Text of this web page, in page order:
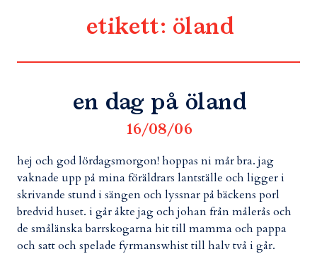
etikett: öland
en dag på öland
16/08/06
hej och god lördagsmorgon! hoppas ni mår bra. jag
vaknade upp på mina föräldrars lantställe och ligger i
skrivande stund i sängen och lyssnar på bäckens porl
bredvid huset. i går åkte jag och johan från målerås och
de smålänska barrskogarna hit till mamma och pappa
och satt och spelade fyrmanswhist till halv två i går.